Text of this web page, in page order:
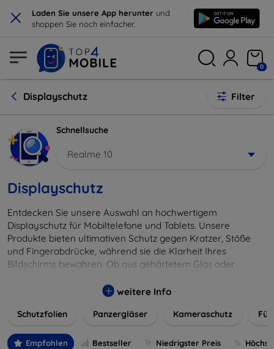
× Laden Sie unsere App herunter und
shoppen Sie noch einfacher.
0
Displayschutz Filter
Schnellsuche
Realme 10
Displayschutz
Entdecken Sie unsere Auswahl an hochwertigem
Displayschutz für Mobiltelefone und Tablets. Unsere
Produkte bieten ultimativen Schutz gegen Kratzer, Stöße
und Fingerabdrücke, während sie die Klarheit Ihres
Bildschirms bewahren. Ob aus gehärtetem Glas oder
installieren und passgenau für jedes Gerät, um eine
wertvolles Gerät mit unseren langlebigen und zuverlässigen
digitales Erlebnis.
weitere Info
Schutzfolien Panzergläser Kameraschutz
Empfohlen Bestseller Niedrigster Preis